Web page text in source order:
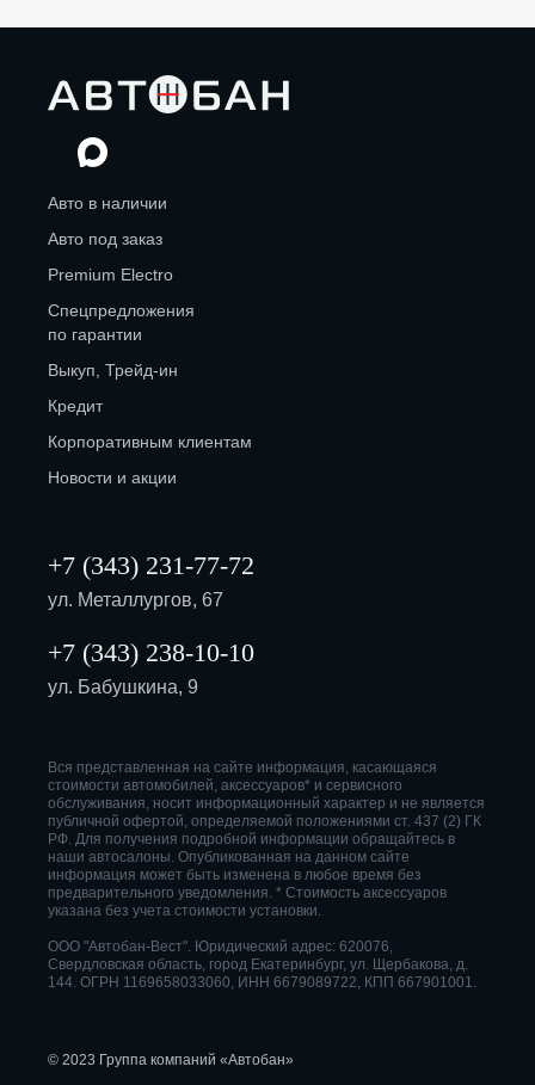
Авто в наличии
Авто под заказ
Premium Electro
Спецпредложения
по гарантии
Выкуп, Трейд-ин
Кредит
Корпоративным клиентам
Новости и акции
+7 (343) 231-77-72
ул. Металлургов, 67
+7 (343) 238-10-10
ул. Бабушкина, 9
© 2023 Группа компаний «Автобан»
Вся представленная на сайте информация, касающаяся
стоимости автомобилей, аксессуаров* и сервисного
обслуживания, носит информационный характер и не является
публичной офертой, определяемой положениями ст. 437 (2) ГК
РФ. Для получения подробной информации обращайтесь в
наши автосалоны. Опубликованная на данном сайте
информация может быть изменена в любое время без
предварительного уведомления. * Стоимость аксессуаров
указана без учета стоимости установки.
ООО "Автобан-Вест". Юридический адрес: 620076,
Свердловская область, город Екатеринбург, ул. Щербакова, д.
144. ОГРН 1169658033060, ИНН 6679089722, КПП 667901001.